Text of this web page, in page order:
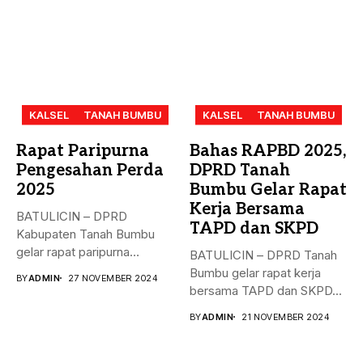
KALSEL TANAH BUMBU
Rapat Paripurna
Pengesahan Perda
2025
BATULICIN – DPRD
Kabupaten Tanah Bumbu
gelar rapat paripurna
BYADMIN 27 NOVEMBER 2024
KALSEL TANAH BUMBU
Bahas RAPBD 2025,
DPRD Tanah
Bumbu Gelar Rapat
Kerja Bersama
TAPD dan SKPD
BATULICIN – DPRD Tanah
Bumbu gelar rapat kerja
bersama TAPD dan SKPD...
BYADMIN 21 NOVEMBER 2024